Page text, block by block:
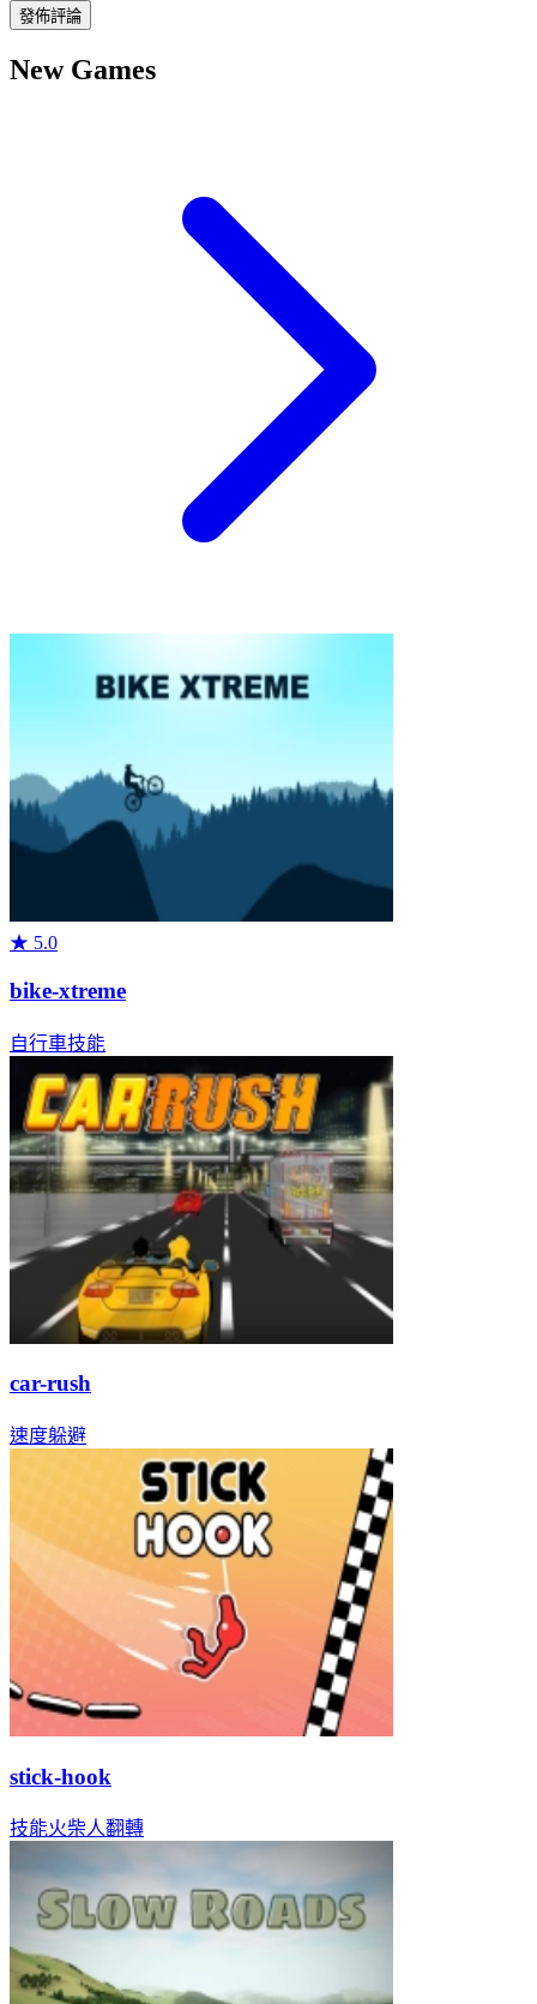
發佈評論
New Games
★ 5.0
bike-xtreme
自行車技能
car-rush
速度躲避
stick-hook
技能火柴人翻轉